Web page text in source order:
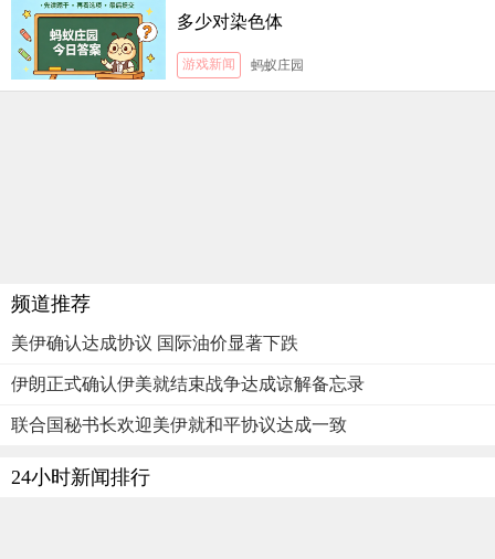
多少对染色体
游戏新闻 蚂蚁庄园
频道推荐
美伊确认达成协议 国际油价显著下跌
伊朗正式确认伊美就结束战争达成谅解备忘录
联合国秘书长欢迎美伊就和平协议达成一致
24小时新闻排行